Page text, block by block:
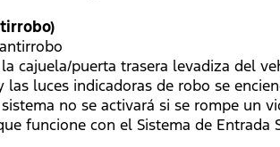
cajuela/puerta trasera levadiza del
las luces indicadoras de robo se
no se activará si se rompe un
funcione con el Sistema de